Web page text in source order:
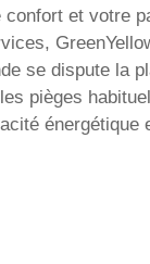
et votre
se dispute la
pièges
énergétique